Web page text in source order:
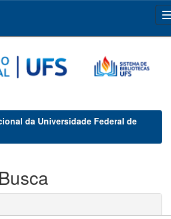
da Universidade Federal de